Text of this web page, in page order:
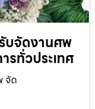
บจัดงานศพ
รทั่วประเทศ
จัด